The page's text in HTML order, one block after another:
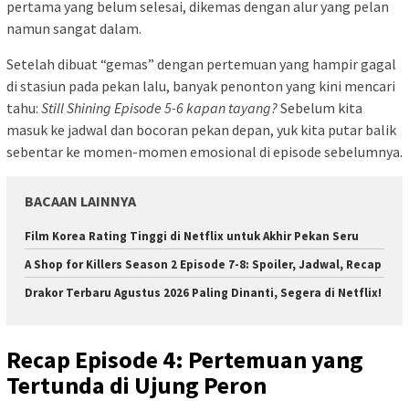
pertama yang belum selesai, dikemas dengan alur yang pelan
namun sangat dalam.
Setelah dibuat “gemas” dengan pertemuan yang hampir gagal
di stasiun pada pekan lalu, banyak penonton yang kini mencari
tahu: Still Shining Episode 5-6 kapan tayang?Sebelum kita
masuk ke jadwal dan bocoran pekan depan, yuk kita putar balik
sebentar ke momen-momen emosional di episode sebelumnya.
BACAAN LAINNYA
Film Korea Rating Tinggi di Netflix untuk Akhir Pekan Seru
A Shop for Killers Season 2 Episode 7-8: Spoiler, Jadwal, Recap
Drakor Terbaru Agustus 2026 Paling Dinanti, Segera di Netflix!
Recap Episode 4: Pertemuan yang
Tertunda di Ujung Peron